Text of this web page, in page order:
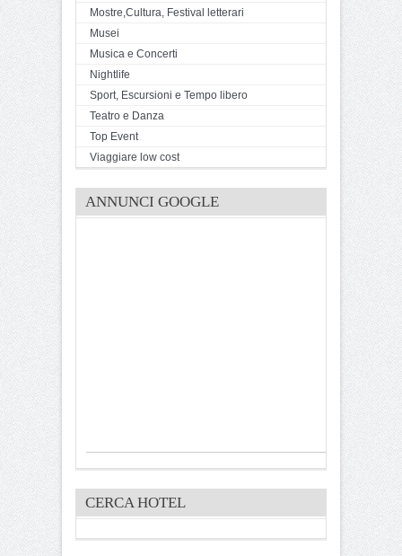
Mostre,Cultura, Festival letterari
Musei
Musica e Concerti
Nightlife
Sport, Escursioni e Tempo libero
Teatro e Danza
Top Event
Viaggiare low cost
ANNUNCI GOOGLE
CERCA HOTEL